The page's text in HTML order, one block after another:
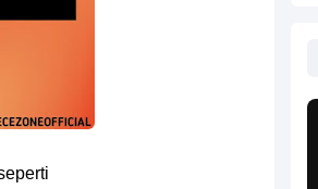
Lakukan Sendiri
Kunci Borgol Milik Loki